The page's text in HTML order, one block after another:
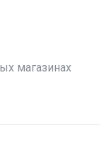
магазинах